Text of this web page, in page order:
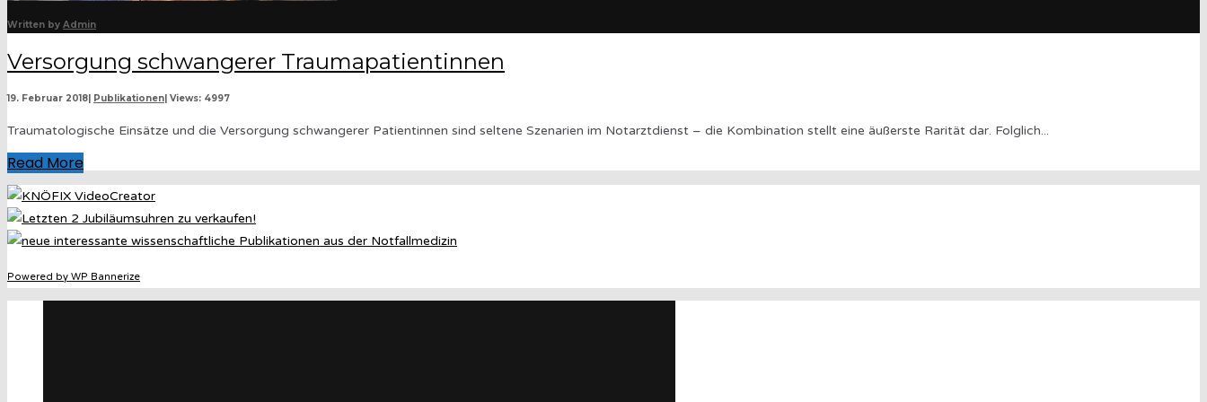
Written by Admin
Versorgung schwangerer Traumapatientinnen
19. Februar 2018| Publikationen| Views: 4997
Traumatologische Einsätze und die Versorgung schwangerer Patientinnen sind seltene Szenarien im Notarztdienst – die Kombination stellt eine äußerste Rarität dar. Folglich...
Read More
Powered by WP Bannerize